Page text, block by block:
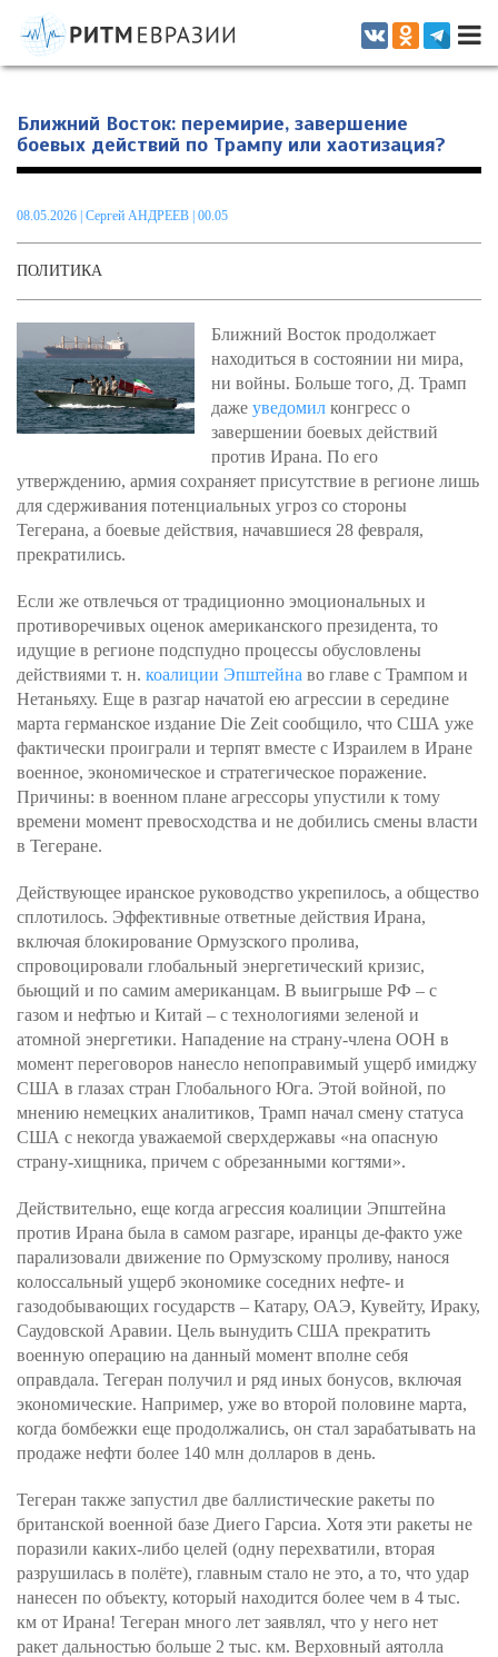
Информационно-аналитическое издание, посвященное актуальным
проблемам интеграции на постсоветском пространстве
Ближний Восток: перемирие, завершение
боевых действий по Трампу или хаотизация?
08.05.2026 Сергей АНДРЕЕВ | 00.05
ПОЛИТИКА
Ближний Восток продолжает
находиться в состоянии ни мира,
ни войны. Больше того, Д. Трамп
даже уведомил конгресс о
завершении боевых действий
против Ирана. По его
утверждению, армия сохраняет присутствие в регионе лишь
для сдерживания потенциальных угроз со стороны
Тегерана, а боевые действия, начавшиеся 28 февраля,
прекратились.
Если же отвлечься от традиционно эмоциональных и
противоречивых оценок американского президента, то
идущие в регионе подспудно процессы обусловлены
действиями т. н. коалиции Эпштейна во главе с Трампом и
Нетаньяху. Еще в разгар начатой ею агрессии в середине
марта германское издание Die Zeit сообщило, что США уже
фактически проиграли и терпят вместе с Израилем в Иране
военное, экономическое и стратегическое поражение.
Причины: в военном плане агрессоры упустили к тому
времени момент превосходства и не добились смены власти
в Тегеране.
Действующее иранское руководство укрепилось, а общество
сплотилось. Эффективные ответные действия Ирана,
включая блокирование Ормузского пролива,
спровоцировали глобальный энергетический кризис,
бьющий и по самим американцам. В выигрыше РФ – с
газом и нефтью и Китай – с технологиями зеленой и
атомной энергетики. Нападение на страну-члена ООН в
момент переговоров нанесло непоправимый ущерб имиджу
США в глазах стран Глобального Юга. Этой войной, по
мнению немецких аналитиков, Трамп начал смену статуса
США с некогда уважаемой сверхдержавы «на опасную
страну-хищника, причем с обрезанными когтями».
Действительно, еще когда агрессия коалиции Эпштейна
против Ирана была в самом разгаре, иранцы де-факто уже
парализовали движение по Ормузскому проливу, нанося
колоссальный ущерб экономике соседних нефте- и
газодобывающих государств – Катару, ОАЭ, Кувейту, Ираку,
Саудовской Аравии. Цель вынудить США прекратить
военную операцию на данный момент вполне себя
оправдала. Тегеран получил и ряд иных бонусов, включая
экономические. Например, уже во второй половине марта,
когда бомбежки еще продолжались, он стал зарабатывать на
продаже нефти более 140 млн долларов в день.
Тегеран также запустил две баллистические ракеты по
британской военной базе Диего Гарсиа. Хотя эти ракеты не
поразили каких-либо целей (одну перехватили, вторая
разрушилась в полёте), главным стало не это, а то, что удар
нанесен по объекту, который находится более чем в 4 тыс.
км от Ирана! Тегеран много лет заявлял, что у него нет
ракет дальностью больше 2 тыс. км. Верховный аятолла